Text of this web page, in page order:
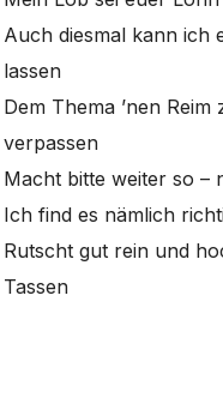
Auch diesmal kann ich
lassen
Dem Thema ’nen Reim
verpassen
Macht bitte weiter so –
Ich find es nämlich
Rutscht gut rein und
Tassen